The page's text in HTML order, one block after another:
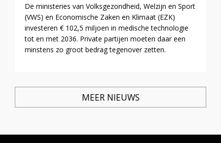
De ministeries van Volksgezondheid, Welzijn en Sport
(VWS) en Economische Zaken en Klimaat (EZK)
investeren € 102,5 miljoen in medische technologie
tot en met 2036. Private partijen moeten daar een
minstens zo groot bedrag tegenover zetten.
MEER NIEUWS